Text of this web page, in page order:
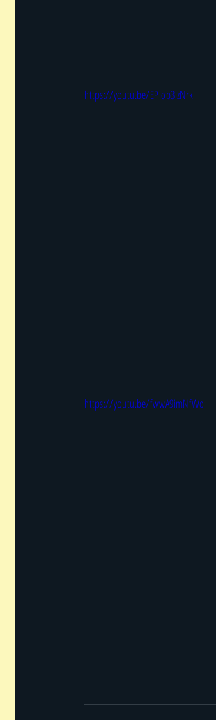
https://youtu.be/EPIob3lzNrk
https://youtu.be/fwwA9imNfWo